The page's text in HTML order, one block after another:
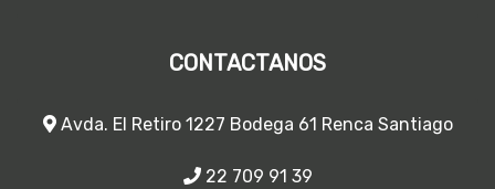
CONTACTANOS
Avda. El Retiro 1227 Bodega 61 Renca Santiago
22 709 91 39